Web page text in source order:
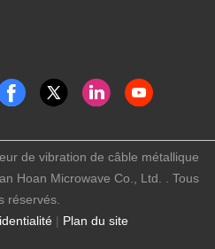
| Plan du site
de vibration de câble métallique
Hoan Microwave Co., Ltd. . Tous
réservés.